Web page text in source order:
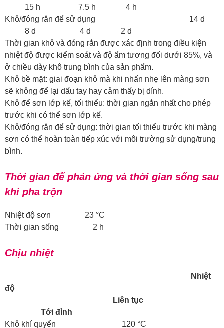
15 h 7.5 h 4 h
Khô/đóng rắn để sử dụng 14 d
8 d 4 d 2 d
Thời gian khô và đóng rắn được xác định trong điều kiện
nhiệt độ được kiểm soát và độ ẩm tương đối dưới 85%, và
ở chiều dày khô trung bình của sản phẩm.
Khô bề mặt: giai đoạn khô mà khi nhấn nhẹ lên màng sơn
sẽ không để lại dấu tay hay cảm thấy bị dính.
Khô để sơn lớp kế, tối thiểu: thời gian ngắn nhất cho phép
trước khi có thể sơn lớp kế.
Khô/đóng rắn để sử dụng: thời gian tối thiểu trước khi màng
sơn có thể hoàn toàn tiếp xúc với môi trường sử dụng/trung
bình.
Thời gian để phản ứng và thời gian sống sau
khi pha trộn
Nhiệt độ sơn 23 °C
Thời gian sống 2 h
Chịu nhiệt
Nhiệt
độ
Liên tục
Tới đỉnh
Khô khí quyển 120 °C